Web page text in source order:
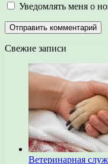
Уведомлять меня о
Свежие записи
Ветеринарная